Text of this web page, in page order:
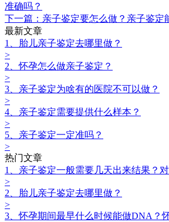
准确吗？
下一篇：亲子鉴定要怎么做？亲子鉴定
最新文章
1、胎儿亲子鉴定去哪里做？
>
2、怀孕怎么做亲子鉴定？
>
3、亲子鉴定为啥有的医院不可以做？
>
4、亲子鉴定需要提供什么样本？
>
5、亲子鉴定一定准吗？
>
热门文章
1、亲子鉴定一般需要几天出来结果？
>
2、胎儿亲子鉴定去哪里做？
>
3、怀孕期间最早什么时候能做DNA？